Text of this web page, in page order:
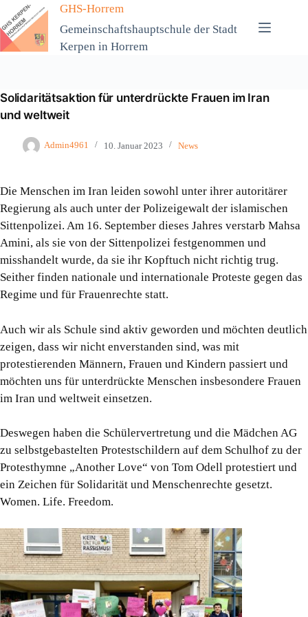
Zum
Inhalt
springen
GHS-Horrem
Gemeinschaftshauptschule der Stadt
Kerpen in Horrem
Solidaritätsaktion für unterdrückte Frauen im Iran
und weltweit
Admin4961 10. Januar 2023 News
Die Menschen im Iran leiden sowohl unter ihrer autoritärer
Regierung als auch unter der Polizeigewalt der islamischen
Sittenpolizei. Am 16. September dieses Jahres verstarb Mahsa
Amini, als sie von der Sittenpolizei festgenommen und
misshandelt wurde, da sie ihr Kopftuch nicht richtig trug.
Seither finden nationale und internationale Proteste gegen das
Regime und für Frauenrechte statt.
Auch wir als Schule sind aktiv geworden und möchten deutlich
zeigen, dass wir nicht enverstanden sind, was mit
protestierenden Männern, Frauen und Kindern passiert und
möchten uns für unterdrückte Menschen insbesondere Frauen
im Iran und weltweit einsetzen.
Deswegen haben die Schülervertretung und die Mädchen AG
zu selbstgebastelten Protestschildern auf dem Schulhof zu der
Protesthymne „Another Love“ von Tom Odell protestiert und
ein Zeichen für Solidarität und Menschenrechte gesetzt.
Women. Life. Freedom.